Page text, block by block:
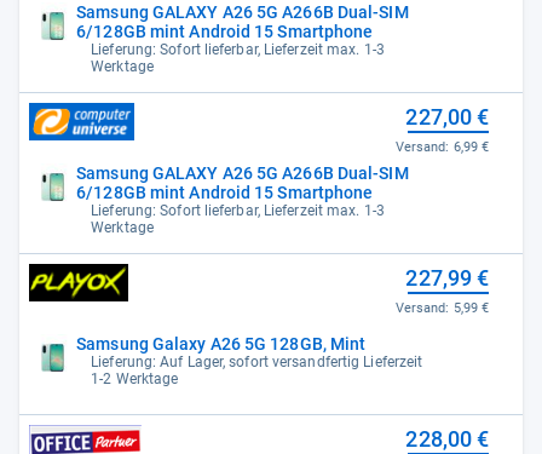
Samsung GALAXY A26 5G A266B Dual-SIM
6/128GB mint Android 15 Smartphone
Lieferung: Sofort lieferbar, Lieferzeit max. 1-3
Werktage
Samsung GALAXY A26 5G A266B Dual-SIM
6/128GB mint Android 15 Smartphone
Lieferung: Sofort lieferbar, Lieferzeit max. 1-3
Werktage
227,00 €
Versand: 6,99 €
Samsung Galaxy A26 5G 128GB, Mint
Lieferung: Auf Lager, sofort versandfertig Lieferzeit
1-2 Werktage
227,99 €
Versand: 5,99 €
228,00 €